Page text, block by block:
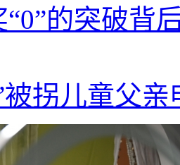
的突破背
被拐儿童父